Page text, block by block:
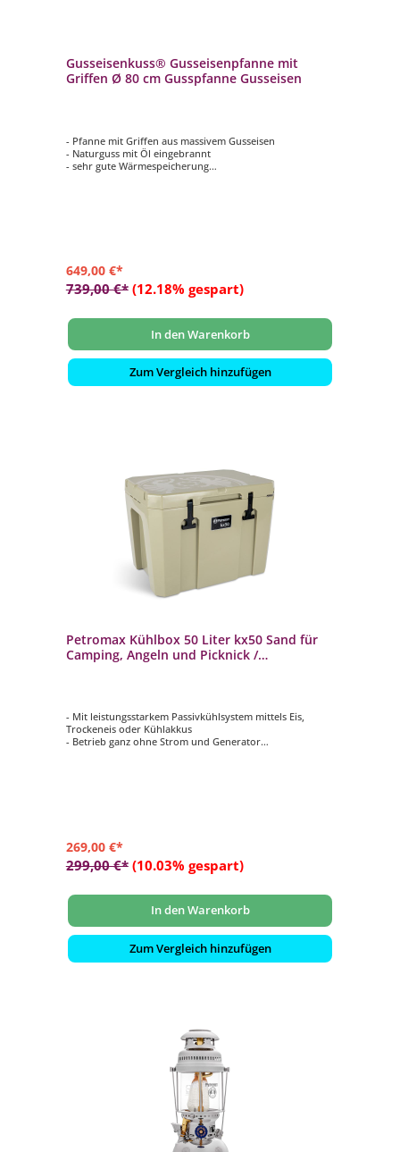
Gusseisenkuss® Gusseisenpfanne mit
Griffen Ø 80 cm Gusspfanne Gusseisen
- Pfanne mit Griffen aus massivem Gusseisen
- Naturguss mit Öl eingebrannt
- sehr gute Wärmespeicherung
649,00 €*
739,00 €* (12.18% gespart)
In den Warenkorb
Zum Vergleich hinzufügen
Petromax Kühlbox 50 Liter kx50 Sand für
Camping, Angeln und Picknick /
- Mit leistungsstarkem Passivkühlsystem mittels Eis,
Trockeneis oder Kühlakkus
- Betrieb ganz ohne Strom und Generator
269,00 €*
299,00 €* (10.03% gespart)
In den Warenkorb
Zum Vergleich hinzufügen